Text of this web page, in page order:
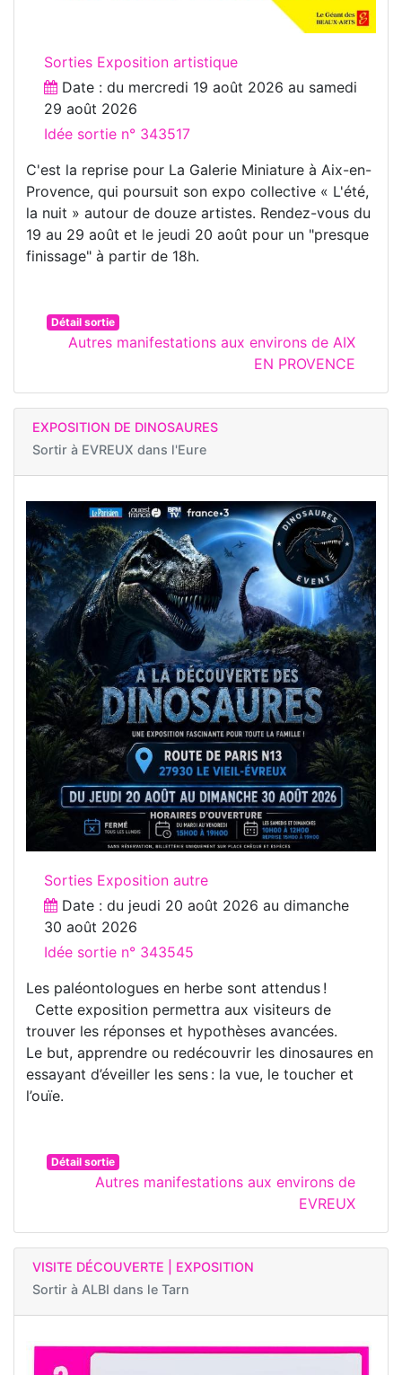
Sorties Exposition artistique
Date : du mercredi 19 août 2026 au samedi
29 août 2026
Idée sortie n° 343517
C'est la reprise pour La Galerie Miniature à Aix-en-
Provence, qui poursuit son expo collective « L'été,
la nuit » autour de douze artistes. Rendez-vous du
19 au 29 août et le jeudi 20 août pour un "presque
finissage" à partir de 18h.
Détail sortie
Autres manifestations aux environs de AIX
EN PROVENCE
EXPOSITION DE DINOSAURES
Sortir à EVREUX dans l'Eure
Sorties Exposition autre
Date : du jeudi 20 août 2026 au dimanche
30 août 2026
Idée sortie n° 343545
Les paléontologues en herbe sont attendus !
Cette exposition permettra aux visiteurs de
trouver les réponses et hypothèses avancées.
Le but, apprendre ou redécouvrir les dinosaures en
essayant d’éveiller les sens : la vue, le toucher et
l’ouïe.
Détail sortie
Autres manifestations aux environs de
EVREUX
VISITE DÉCOUVERTE | EXPOSITION
Sortir à ALBI dans le Tarn